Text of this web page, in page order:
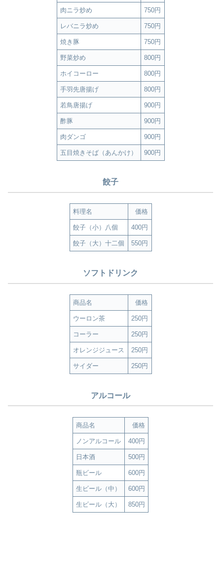
肉ニラ炒め 750円
レバニラ炒め 750円
焼き豚 750円
野菜炒め 800円
ホイコーロー 800円
手羽先唐揚げ 800円
若鳥唐揚げ 900円
酢豚 900円
肉ダンゴ 900円
五目焼きそば（あんかけ） 900円
餃子
料理名 価格
餃子（小）八個 400円
餃子（大）十二個 550円
ソフトドリンク
商品名 価格
ウーロン茶 250円
コーラー 250円
オレンジジュース 250円
サイダー 250円
アルコール
商品名 価格
ノンアルコール 400円
日本酒 500円
瓶ビール 600円
生ビール（中） 600円
生ビール（大） 850円